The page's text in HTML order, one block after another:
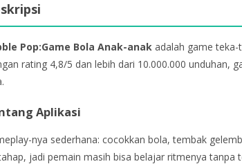
Pop:Game Bola Anak-anak adalah game
rating 4,8/5 dan lebih dari 10.000.000 unduhan,
Aplikasi
nya sederhana: cocokkan bola, tembak
jadi pemain masih bisa belajar ritmenya tanpa